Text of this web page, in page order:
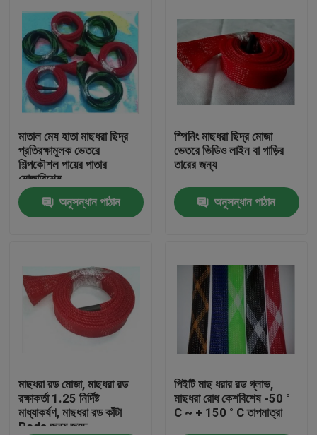
পণ্য
আমাদের সম্পর্কে
কারখানা ভ্রমণ
মান নিয়ন্ত্রণ
উদ্ধৃতির জন্য আবেদন
নমনীয় পিভিসি টিউবিং
তাপ সঙ্কুচিত নল
ঢেউখেলান নমনীয় টিউবিং
মাতাল মেষ হাতা মাছধরা ছিদ্র
প্রতিরক্ষামূলক ভেতরে
শিল্পকৌশল পায়ের পাতার
মোজাবিশেষ
অনুসন্ধান পাঠান
স্পিনিং মাছধরা ছিদ্র মোজা
ভেতরে ভিডিও লাইন বা গাড়ির
তারের জন্য
অনুসন্ধান পাঠান
মাছধরা রড মোজা, মাছধরা রড
রক্ষাকর্তা 1.25 নির্দিষ্ট
মাধ্যাকর্ষণ, মাছধরা রড কাঁটা
Rods জন্য জুড়ে
পিইটি মাছ ধরার রড গ্লাভ,
মাছধরা রোধ কেশবিশেষ -50 °
C ~ + 150 ° C তাপমাত্রা